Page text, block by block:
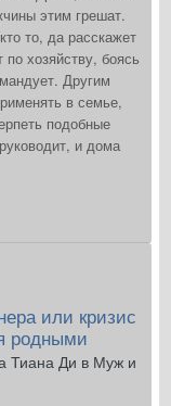
этим грешат.
то, да расскажет
хозяйству, боясь
Другим
в семье,
подобные
и дома
или кризис
родными
Тиана Ди в Муж и